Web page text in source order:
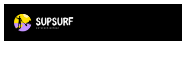
Перейти
содержимому